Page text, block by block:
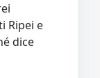
Ripei e
dice